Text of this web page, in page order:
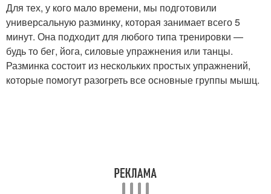
Для тех, у кого мало времени, мы подготовили
универсальную разминку, которая занимает всего 5
минут. Она подходит для любого типа тренировки —
будь то бег, йога, силовые упражнения или танцы.
Разминка состоит из нескольких простых упражнений,
которые помогут разогреть все основные группы мышц.